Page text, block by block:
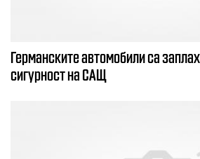
Германските автомобили са
сигурност на САЩ